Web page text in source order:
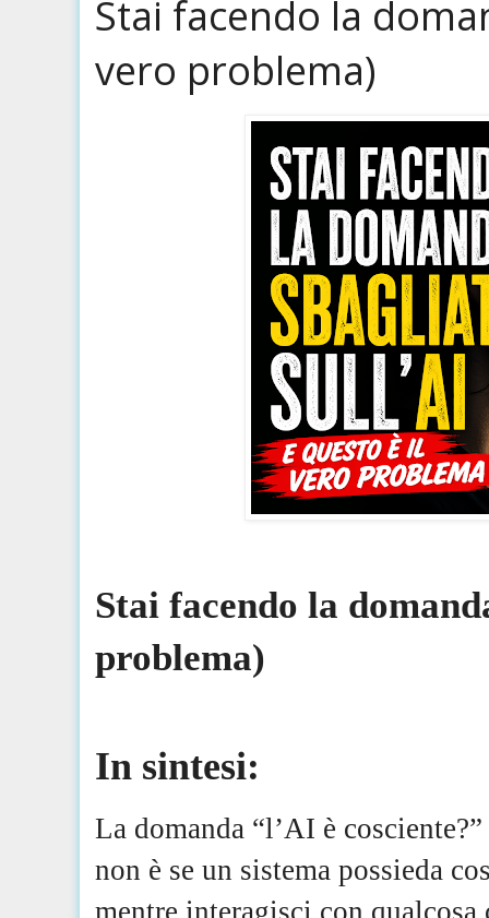
Stai facendo la
vero problema)
Stai facendo la
problema)
In sintesi:
La domanda “l’AI è
non è se un sistema possieda
mentre interagisci con